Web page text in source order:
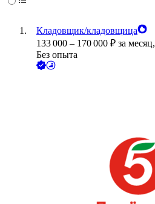
Кладовщик/кладовщица
133 000 – 170 000 ₽ за месяц,
Без опыта